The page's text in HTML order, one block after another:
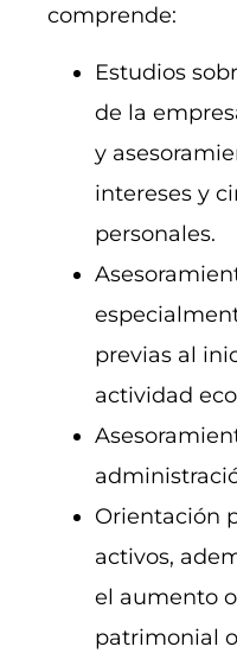
comprende:
Estudios
de la
y
intereses y
personales.
previas al
actividad
Orientación
activos,
el aumento
patrimonial